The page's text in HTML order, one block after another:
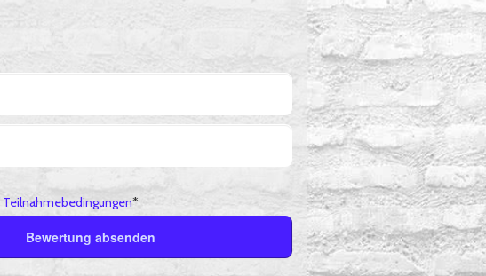
Teilnahmebedingungen*
Bewertung absenden